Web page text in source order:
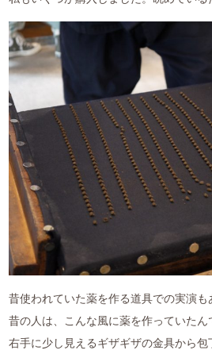
昔使われていた薬を作る道具での実演も
昔の人は、こんな風に薬を作っていたん
右手に少し見えるギザギザの金具から